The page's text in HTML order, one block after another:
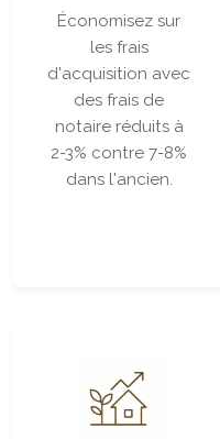
Économisez sur
les frais
d'acquisition avec
des frais de
notaire réduits à
2-3% contre 7-8%
dans l'ancien.